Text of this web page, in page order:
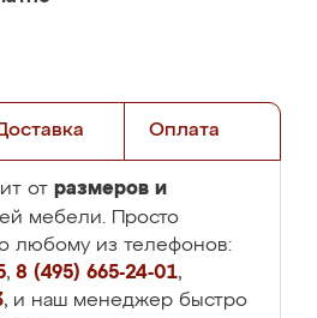
Оплата
от размеров и
мебели. Просто
любому из телефонов:
, 8 (495) 665-24-01,
, и наш менеджер быстро